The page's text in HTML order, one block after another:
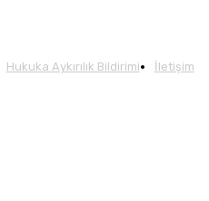
Hukuka Aykırılık Bildirimi İletişim